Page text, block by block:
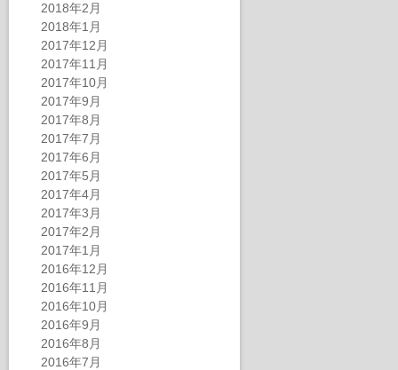
2018年2月
2018年1月
2017年12月
2017年11月
2017年10月
2017年9月
2017年8月
2017年7月
2017年6月
2017年5月
2017年4月
2017年3月
2017年2月
2017年1月
2016年12月
2016年11月
2016年10月
2016年9月
2016年8月
2016年7月